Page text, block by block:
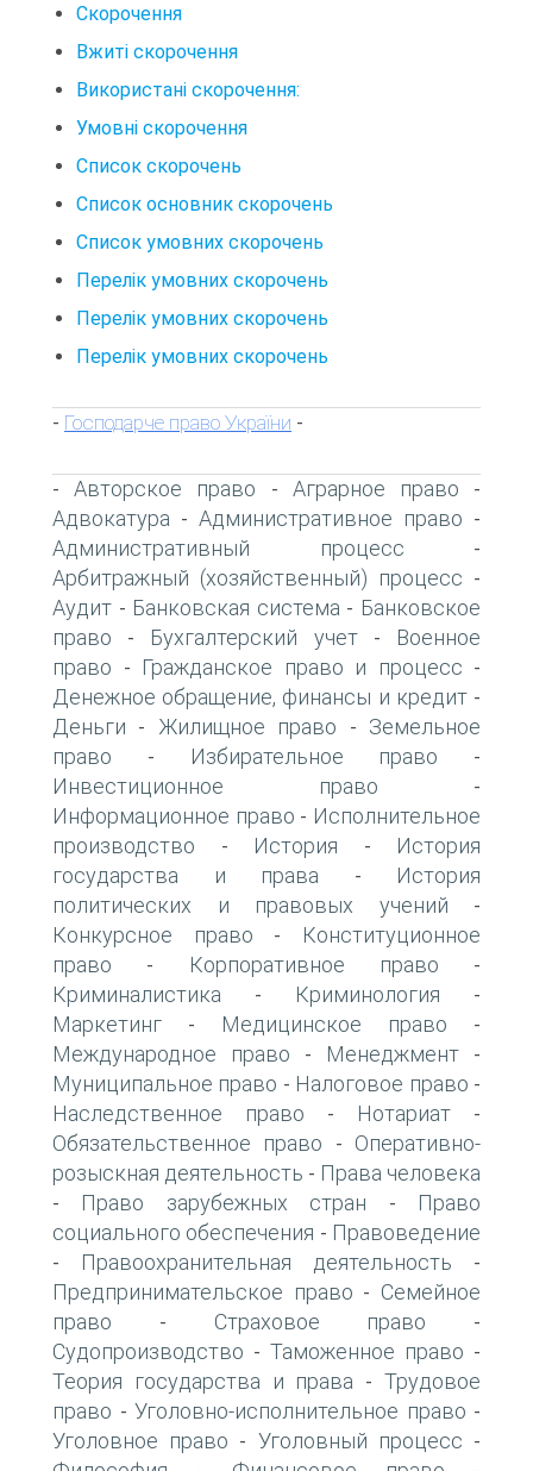
Скорочення
Вжиті скорочення
Використані скорочення:
Умовні скорочення
Список скорочень
Список основник скорочень
Список умовних скорочень
Перелік умовних скорочень
Перелік умовних скорочень
Перелік умовних скорочень
- Господарче право України -
-Авторское право - Аграрное право -
Адвокатура - Административное право -
Административный процесс -
Арбитражный (хозяйственный) процесс -
Аудит - Банковская система - Банковское
право - Бухгалтерский учет-
Военное
право - Гражданское право и процесс -
Денежное обращение, финансы и кредит-
Деньги - Жилищное право - Земельное
право - Избирательное право -
Инвестиционное право -
Информационное право - Исполнительное
производство - История -
История
государства и права -
История
политических и правовых учений -
Конкурсное право -
Конституционное
право - Корпоративное право -
Криминалистика - Криминология -
Маркетинг - Медицинское право -
Международное право - Менеджмент -
Муниципальное право - Налоговое право -
Наследственное право - Нотариат -
Обязательственное право - Оперативно-
розыскная деятельность - Права человека
- Право зарубежных стран -
Право
социального обеспечения - Правоведение
- Правоохранительная деятельность -
Предпринимательское право - Семейное
право - Страховое право -
Судопроизводство - Таможенное право -
Теория государства и права -Трудовое
право - Уголовно-исполнительное право -
Уголовное право - Уголовный процесс -